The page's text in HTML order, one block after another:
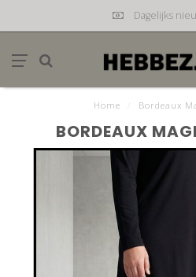
Dagelijks
Home Bordeaux
BORDEAUX